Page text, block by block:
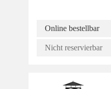
Online bestellbar
Nicht reservierbar